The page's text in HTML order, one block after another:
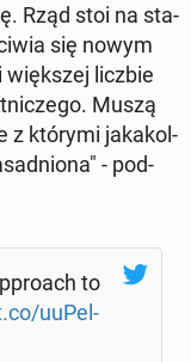
Rząd stoi na sta­
się nowym
więk­szej liczbie
Muszą
z którymi ja­ka­kol­
- pod­
to
uuPel­